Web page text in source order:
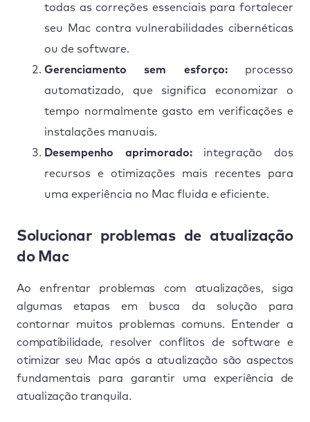
todas as correções essenciais para fortalecer
seu Mac contra vulnerabilidades cibernéticas
ou de software.
Gerenciamento sem esforço:processo
automatizado, que significa economizar o
tempo normalmente gasto em verificações e
instalações manuais.
Desempenho aprimorado:integração dos
recursos e otimizações mais recentes para
uma experiência no Mac fluida e eficiente.
Solucionar problemas de atualização
do Mac
Ao enfrentar problemas com atualizações, siga
algumas etapas em busca da solução para
contornar muitos problemas comuns. Entender a
compatibilidade, resolver conflitos de software e
otimizar seu Mac após a atualização são aspectos
fundamentais para garantir uma experiência de
atualização tranquila.